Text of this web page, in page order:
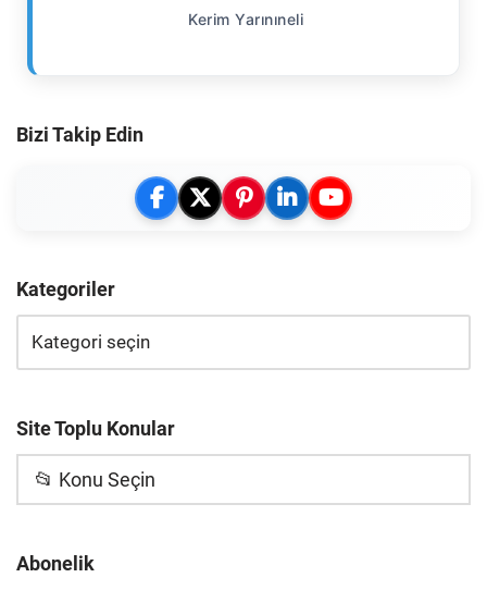
Kerim Yarınıneli
Bizi Takip Edin
Kategoriler
Site Toplu Konular
📂 Konu Seçin
Abonelik